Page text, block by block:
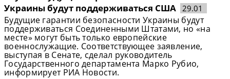
Украины будут поддерживаться США 29.01
Будущие гарантии безопасности Украины будут
поддерживаться Соединенными Штатами, но «на
месте» могут быть только европейские
военнослужащие. Соответствующее заявление,
выступая в Сенате, сделал руководитель
Государственного департамента Марко Рубио,
информирует РИА Новости.